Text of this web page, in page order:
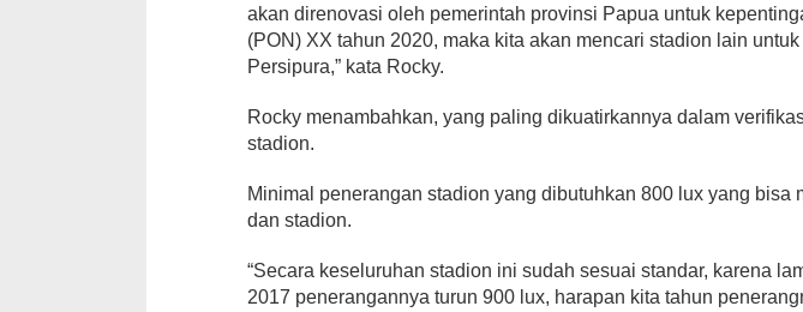
akan direnovasi oleh pemerintah provinsi Papua untuk
(PON) XX tahun 2020, maka kita akan mencari stadion lain
Persipura,” kata Rocky.
Rocky menambahkan, yang paling dikuatirkannya dalam
stadion.
Minimal penerangan stadion yang dibutuhkan 800 lux yang bisa
dan stadion.
“Secara keseluruhan stadion ini sudah sesuai standar, karena
2017 penerangannya turun 900 lux, harapan kita tahun